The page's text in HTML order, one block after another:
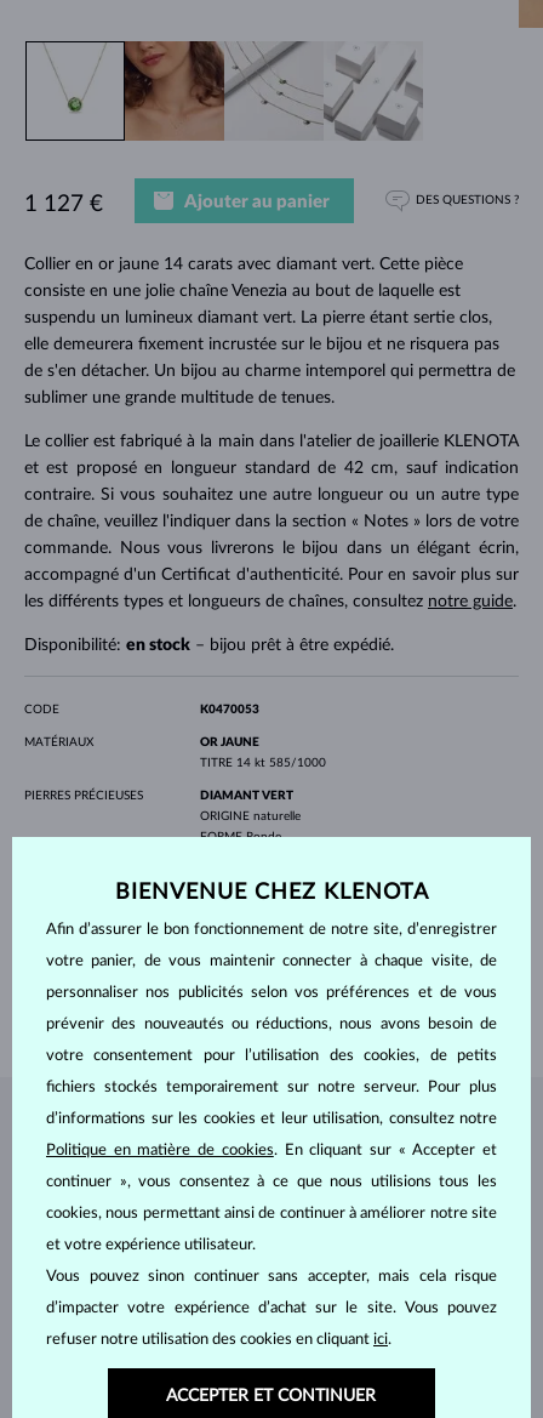
Collier en or jaune 14 carats avec diamant vert. Cette pièce
consiste en une jolie chaîne Venezia au bout de laquelle est
suspendu un lumineux diamant vert. La pierre étant sertie clos,
elle demeurera fixement incrustée sur le bijou et ne risquera pas
de s'en détacher. Un bijou au charme intemporel qui permettra de
sublimer une grande multitude de tenues.
Le collier est fabriqué à la main dans l'atelier de joaillerie KLENOTA
et est proposé en longueur standard de 42 cm, sauf indication
contraire. Si vous souhaitez une autre longueur ou un autre type
de chaîne, veuillez l'indiquer dans la section « Notes » lors de votre
commande. Nous vous livrerons le bijou dans un élégant écrin,
accompagné d'un Certificat d'authenticité. Pour en savoir plus sur
les différents types et longueurs de chaînes, consultez notre guide.
Disponibilité: en stock– bijou prêt à être expédié.
1 127 € Ajouter au panier DES QUESTIONS ?
CODE K0470053
MATÉRIAUX
OR JAUNE
TITRE 14 kt 585/1000
PIERRES PRÉCIEUSES
DIAMANT VERT
ORIGINE naturelle
FORMERonde
DIAMÈTRE4.0 mm
5.10 mm
420.00 mm
1.25 g
BIJOUX DEL'ATELIER KLENOTA
BIENVENUE CHEZ KLENOTA
Afin d’assurer le bon fonctionnement de notre site, d’enregistrer
votre panier, de vous maintenir connecter à chaque visite, de
personnaliser nos publicités selon vos préférences et de vous
prévenir des nouveautés ou réductions, nous avons besoin de
votre consentement pour l’utilisation des cookies, de petits
fichiers stockés temporairement sur notre serveur. Pour plus
d’informations sur les cookies et leur utilisation, consultez notre
Politique en matière de cookies. En cliquant sur « Accepter et
continuer », vous consentez à ce que nous utilisions tous les
cookies, nous permettant ainsi de continuer à améliorer notre site
et votre expérience utilisateur.
Vous pouvez sinon continuer sans accepter, mais cela risque
d’impacter votre expérience d’achat sur le site. Vous pouvez
refuser notre utilisation des cookies en cliquant ici.
ACCEPTER ET CONTINUER